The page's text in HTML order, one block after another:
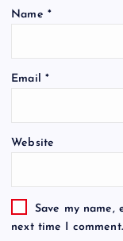
Name *
Email *
Website
Save my name,
next time I comment.